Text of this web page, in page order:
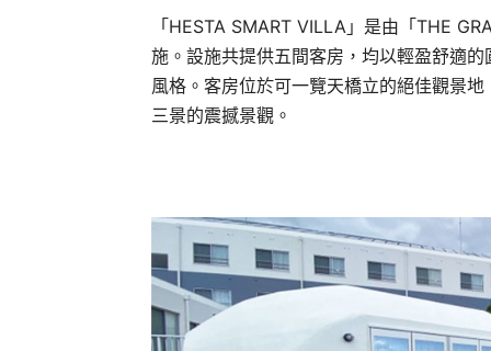
「HESTA SMART VILLA」是由「THE
施。設施共提供五間客房，均以輕盈舒適
風格。客房位於可一覽天橋立的絕佳觀景
三景的震撼景觀。